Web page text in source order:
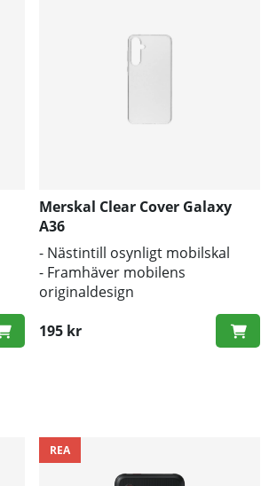
Merskal Clear Cover Galaxy
A36
- Nästintill osynligt mobilskal
- Framhäver mobilens
originaldesign
- Bra skydd mot smuts och repor
195 kr
REA